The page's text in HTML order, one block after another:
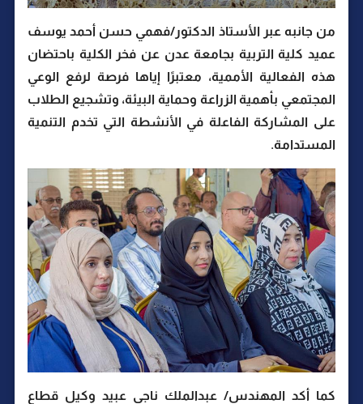
من جانبه عبر الأستاذ الدكتور/فهمي حسن أحمد يوسف
عميد كلية التربية بجامعة عدن عن فخر الكلية باحتضان
هذه الفعالية الأممية، معتبرًا إياها فرصة لرفع الوعي
المجتمعي بأهمية الزراعة وحماية البيئة، وتشجيع الطلاب
على المشاركة الفاعلة في الأنشطة التي تخدم التنمية
المستدامة.
كما أكد المهندس/ عبدالملك ناجي عبيد وكيل قطاع